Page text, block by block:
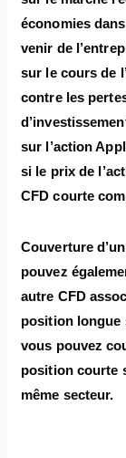
économies
venir de
sur le cours de
contre les
sur l’action
si le prix de
CFD courte
Couverture
pouvez
autre CFD
position longue
vous pouvez
position courte
même secteur.